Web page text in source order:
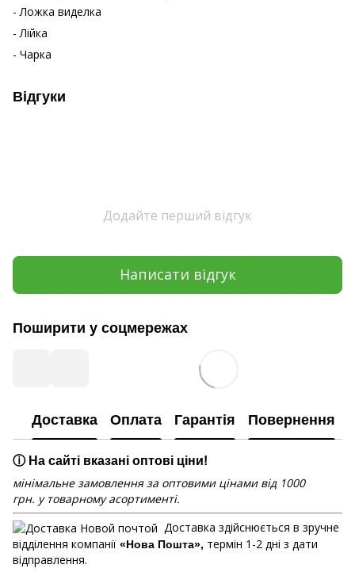
- Ложка виделка
- Лійка
- Чарка
Відгуки
Додайте перший відгук
Написати відгук
Поширити у соцмережах
Доставка Оплата Гарантія Повернення
ⓘ На сайті вказані оптові ціни!
мінімальне замовлення за оптовими цінами від 1000
грн. у товарному асортименті.
Доставка здійснюється в зручне
відділення компанії «Нова Пошта», термін 1-2 дні з дати
відправлення.